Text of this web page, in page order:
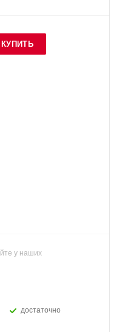
КУПИТЬ
у наших
Достаточно